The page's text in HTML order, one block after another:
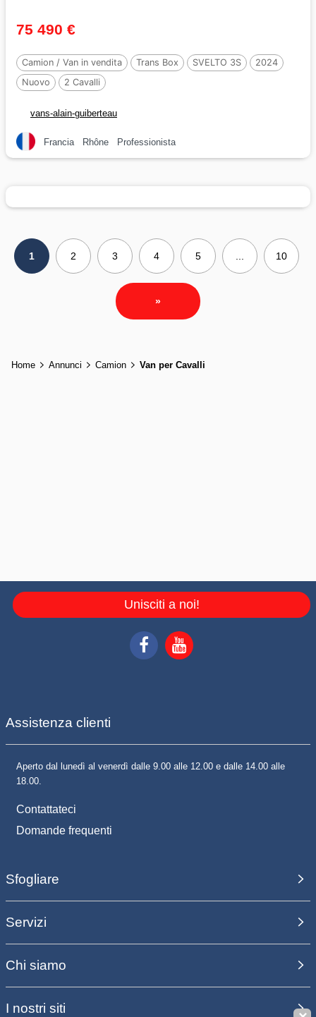
75 490 €
Camion / Van in vendita Trans Box SVELTO 3S
2024
Nuovo
2 Cavalli
vans-alain-guiberteau
Francia Rhône Professionista
1 2 3 4 5 10
»
Home Annunci Camion Van per Cavalli
Unisciti a noi!
Assistenza clienti
Aperto dal lunedì al venerdì dalle 9.00 alle 12.00 e dalle 14.00 alle
18.00.
Contattateci
Domande frequenti
Sfogliare
Servizi
Chi siamo
I nostri siti